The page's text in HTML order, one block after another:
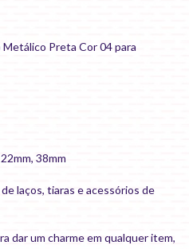
Preta Cor 04 para
38mm
laços, tiaras e acessórios de
dar um charme em qualquer item,